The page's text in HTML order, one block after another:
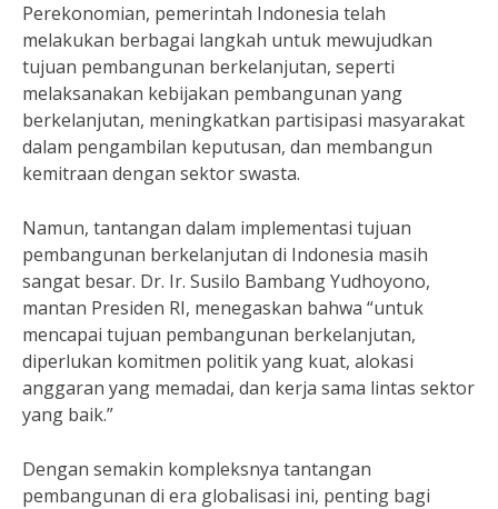
Perekonomian, pemerintah Indonesia telah
melakukan berbagai langkah untuk mewujudkan
tujuan pembangunan berkelanjutan, seperti
melaksanakan kebijakan pembangunan yang
berkelanjutan, meningkatkan partisipasi masyarakat
dalam pengambilan keputusan, dan membangun
kemitraan dengan sektor swasta.
Namun, tantangan dalam implementasi tujuan
pembangunan berkelanjutan di Indonesia masih
sangat besar. Dr. Ir. Susilo Bambang Yudhoyono,
mantan Presiden RI, menegaskan bahwa “untuk
mencapai tujuan pembangunan berkelanjutan,
diperlukan komitmen politik yang kuat, alokasi
anggaran yang memadai, dan kerja sama lintas sektor
yang baik.”
Dengan semakin kompleksnya tantangan
pembangunan di era globalisasi ini, penting bagi